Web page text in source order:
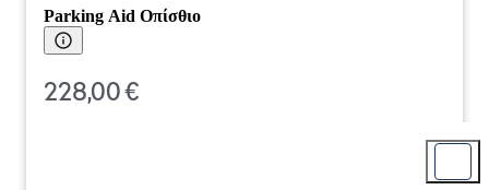
Parking Aid Οπίσθιο
228,00 €